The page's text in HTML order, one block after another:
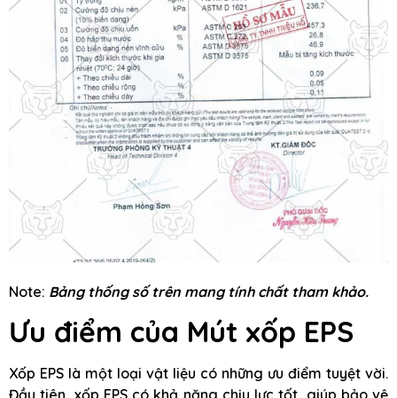
Note: Bảng thống số trên mang tính chất tham khảo.
Ưu điểm của Mút xốp EPS
Xốp EPS là một loại vật liệu có những ưu điểm tuyệt vời.